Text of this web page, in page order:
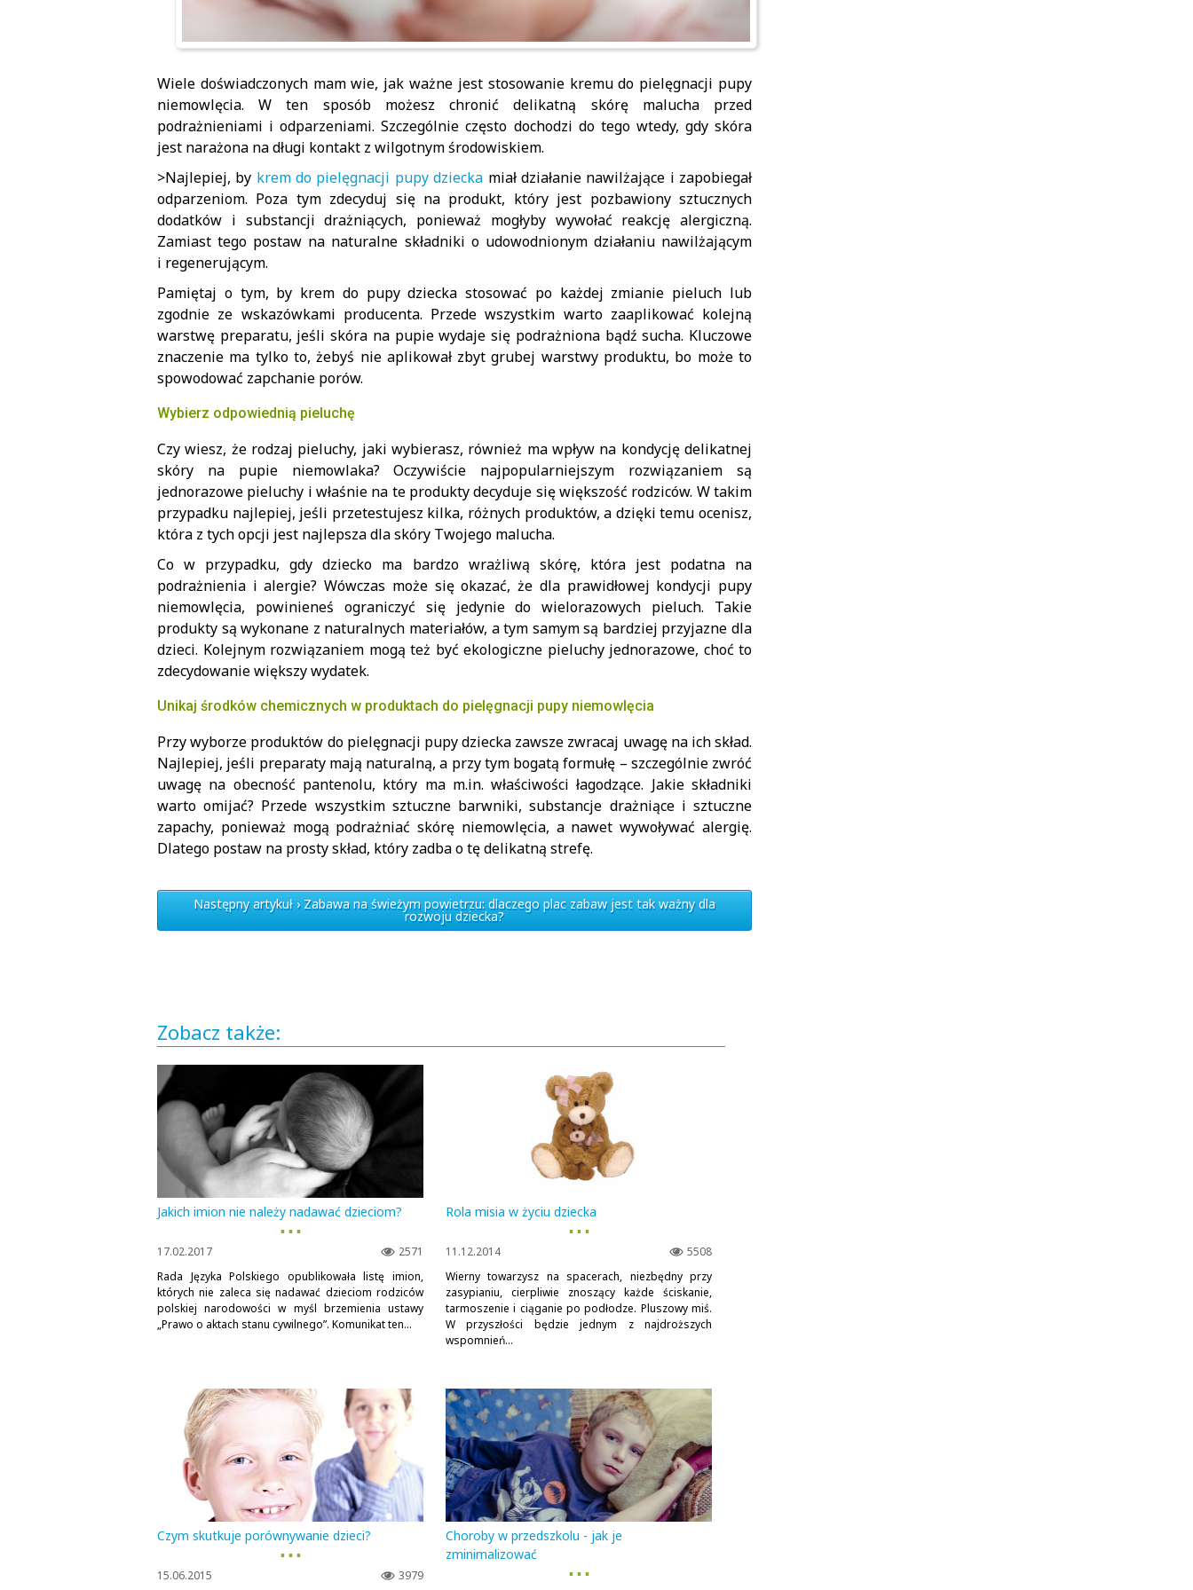
Wiele doświadczonych mam wie, jak ważne jest stosowanie kremu do pielęgnacji pupy
niemowlęcia. W ten sposób możesz chronić delikatną skórę malucha przed
podrażnieniami i odparzeniami. Szczególnie często dochodzi do tego wtedy, gdy skóra
jest narażona na długi kontakt z wilgotnym środowiskiem.
>Najlepiej, by krem do pielęgnacji pupy dziecka miał działanie nawilżające i zapobiegał
odparzeniom. Poza tym zdecyduj się na produkt, który jest pozbawiony sztucznych
dodatków i substancji drażniących, ponieważ mogłyby wywołać reakcję alergiczną.
Zamiast tego postaw na naturalne składniki o udowodnionym działaniu nawilżającym
i regenerującym.
Pamiętaj o tym, by krem do pupy dziecka stosować po każdej zmianie pieluch lub
zgodnie ze wskazówkami producenta. Przede wszystkim warto zaaplikować kolejną
warstwę preparatu, jeśli skóra na pupie wydaje się podrażniona bądź sucha. Kluczowe
znaczenie ma tylko to, żebyś nie aplikował zbyt grubej warstwy produktu, bo może to
spowodować zapchanie porów.
Wybierz odpowiednią pieluchę
Czy wiesz, że rodzaj pieluchy, jaki wybierasz, również ma wpływ na kondycję delikatnej
skóry na pupie niemowlaka? Oczywiście najpopularniejszym rozwiązaniem są
jednorazowe pieluchy i właśnie na te produkty decyduje się większość rodziców. W takim
przypadku najlepiej, jeśli przetestujesz kilka, różnych produktów, a dzięki temu ocenisz,
która z tych opcji jest najlepsza dla skóry Twojego malucha.
Co w przypadku, gdy dziecko ma bardzo wrażliwą skórę, która jest podatna na
podrażnienia i alergie? Wówczas może się okazać, że dla prawidłowej kondycji pupy
niemowlęcia, powinieneś ograniczyć się jedynie do wielorazowych pieluch. Takie
produkty są wykonane z naturalnych materiałów, a tym samym są bardziej przyjazne dla
dzieci. Kolejnym rozwiązaniem mogą też być ekologiczne pieluchy jednorazowe, choć to
zdecydowanie większy wydatek.
Unikaj środków chemicznych w produktach do pielęgnacji pupy niemowlęcia
Przy wyborze produktów do pielęgnacji pupy dziecka zawsze zwracaj uwagę na ich skład.
Najlepiej, jeśli preparaty mają naturalną, a przy tym bogatą formułę – szczególnie zwróć
uwagę na obecność pantenolu, który ma m.in. właściwości łagodzące. Jakie składniki
warto omijać? Przede wszystkim sztuczne barwniki, substancje drażniące i sztuczne
zapachy, ponieważ mogą podrażniać skórę niemowlęcia, a nawet wywoływać alergię.
Dlatego postaw na prosty skład, który zadba o tę delikatną strefę.
Następny artykuł › Zabawa na świeżym powietrzu: dlaczego plac zabaw jest tak ważny dla
rozwoju dziecka?
Zobacz także:
Jakich imion nie należy nadawać dzieciom?
▪ ▪ ▪
2571
17.02.2017
Rada Języka Polskiego opublikowała listę imion,
których nie zaleca się nadawać dzieciom rodziców
polskiej narodowości w myśl brzemienia ustawy
„Prawo o aktach stanu cywilnego”. Komunikat ten...
Rola misia w życiu dziecka
▪ ▪ ▪
5508
11.12.2014
Wierny towarzysz na spacerach, niezbędny przy
zasypianiu, cierpliwie znoszący każde ściskanie,
tarmoszenie i ciąganie po podłodze. Pluszowy miś.
W przyszłości będzie jednym z najdroższych
wspomnień...
Czym skutkuje porównywanie dzieci?
▪ ▪ ▪
3979
15.06.2015
Choroby w przedszkolu - jak je
zminimalizować
▪ ▪ ▪